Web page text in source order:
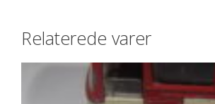
Relaterede varer